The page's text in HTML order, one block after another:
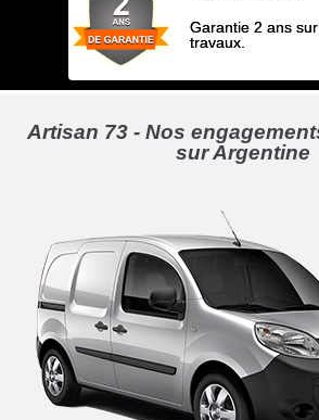
Garantie 2 ans
travaux.
Artisan 73 - Nos
sur Argentine